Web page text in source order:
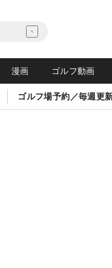
漫画 ゴルフ動画
ゴルフ場予約／毎週更